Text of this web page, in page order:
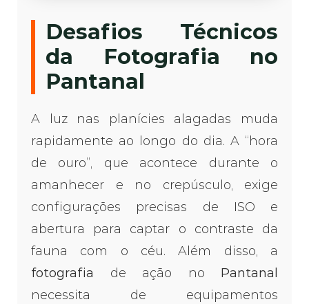
Desafios Técnicos
da Fotografia no
Pantanal
A luz nas planícies alagadas muda
rapidamente ao longo do dia. A “hora
de ouro”, que acontece durante o
amanhecer e no crepúsculo, exige
configurações precisas de ISO e
abertura para captar o contraste da
fauna com o céu. Além disso, a
fotografia de ação no Pantanal
necessita de equipamentos